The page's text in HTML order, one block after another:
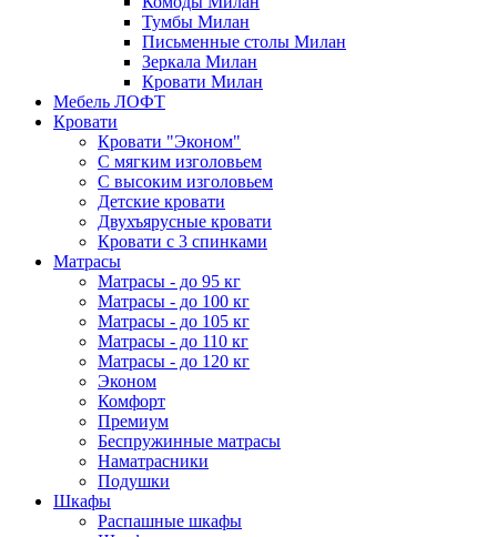
Тумбы Милан
Письменные столы Милан
Зеркала Милан
Кровати Милан
Мебель ЛОФТ
Кровати
Кровати "Эконом"
С мягким изголовьем
С высоким изголовьем
Детские кровати
Двухъярусные кровати
Кровати с 3 спинками
Матрасы
Матрасы - до 95 кг
Матрасы - до 100 кг
Матрасы - до 105 кг
Матрасы - до 110 кг
Матрасы - до 120 кг
Эконом
Комфорт
Премиум
Беспружинные матрасы
Наматрасники
Подушки
Шкафы
Распашные шкафы